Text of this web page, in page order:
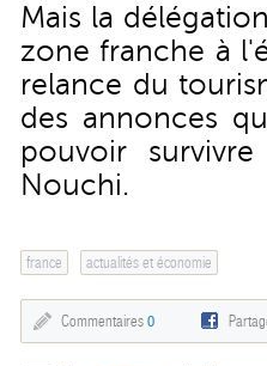
Mais la
zone franche à
relance du
des annonces
pouvoir
Nouchi.
france actualités et économie
Commentaires 0